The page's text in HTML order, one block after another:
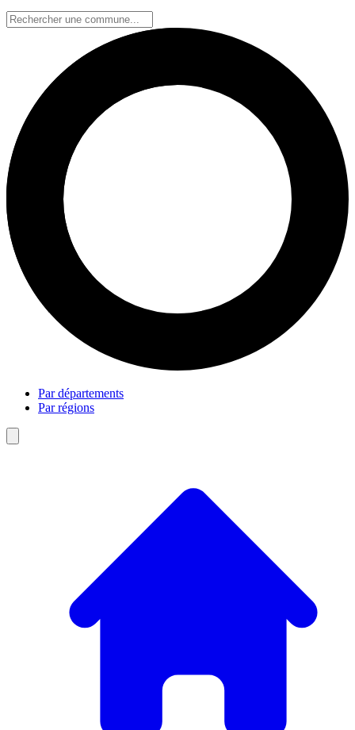
Par départements
Par régions